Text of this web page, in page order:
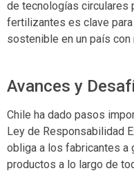
de tecnologías circulares
fertilizantes es clave
sostenible en un país
Avances y
Chile ha dado pasos
Ley de Responsabilidad
obliga a los fabricantes
productos a lo largo de